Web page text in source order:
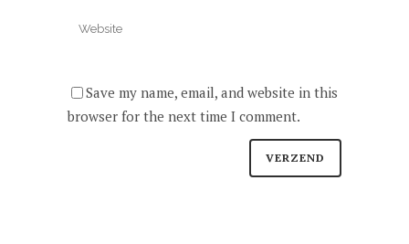
Save my name, email, and website in this
browser for the next time I comment.